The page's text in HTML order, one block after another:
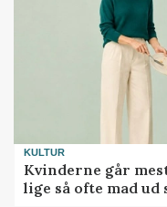
KULTUR
Kvinderne går
lige så ofte mad ud